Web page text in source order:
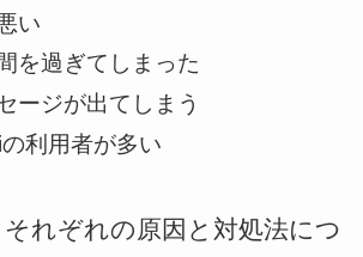
い
を過ぎてしまった
ージが出てしまう
利用者が多い
れぞれの原因と対処法につ